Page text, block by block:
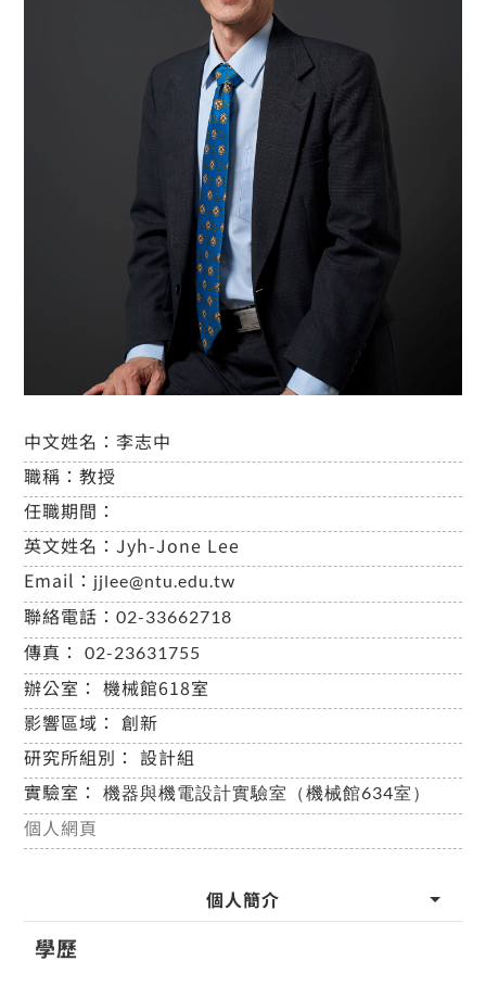
中文姓名： 李志中
職稱：教授
任職期間：
英文姓名：Jyh-Jone Lee
Email： jjlee@ntu.edu.tw
聯絡電話：02-33662718
傳真：02-23631755
辦公室：機械館618室
影響區域：創新
研究所組別：設計組
實驗室：機器與機電設計實驗室（機械館634室）
個人網頁
個人簡介
學歷